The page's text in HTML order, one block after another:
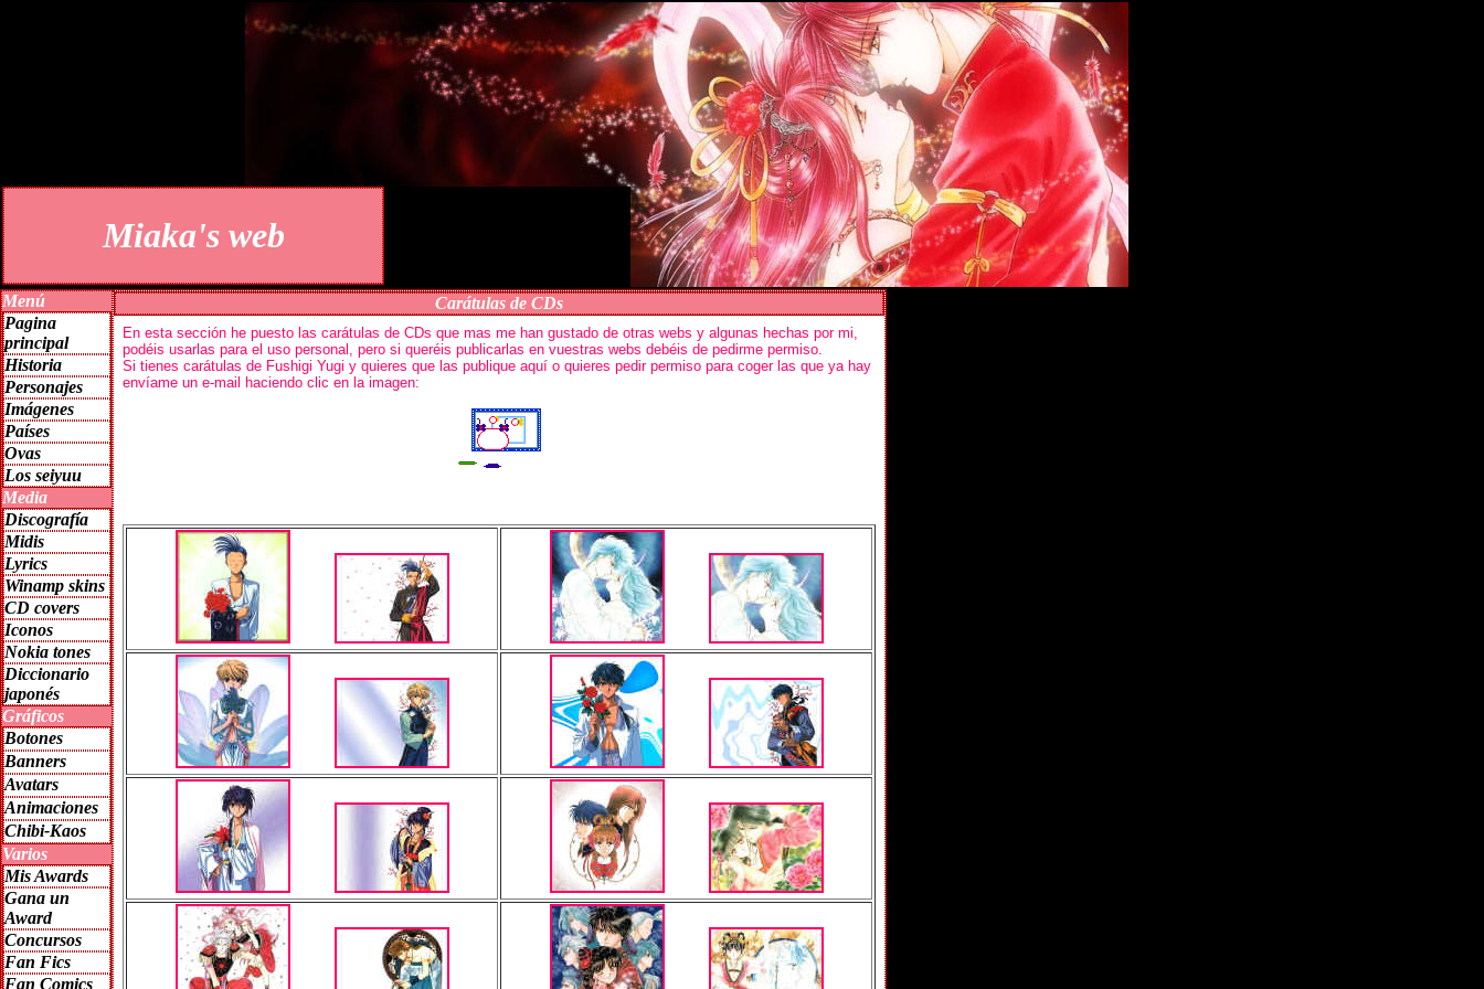
Miaka's web
Menú
Pagina
principal
Historia
Personajes
Imágenes
Países
Ovas
Los seiyuu
Media
Discografía
Midis
Lyrics
Winamp skins
CD covers
Iconos
Nokia tones
Diccionario
japonés
Gráficos
Botones
Banners
Avatars
Animaciones
Chibi-Kaos
Varios
Mis Awards
Gana un
Award
Concursos
Fan Fics
Fan Comics
Carátulas de CDs